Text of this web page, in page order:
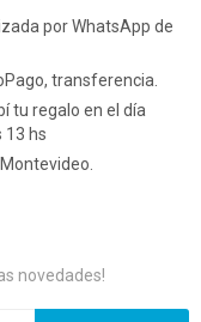
por WhatsApp de
transferencia.
tu regalo en el día
13 hs
novedades!